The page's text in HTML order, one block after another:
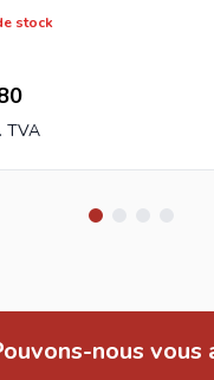
stock
nous vous